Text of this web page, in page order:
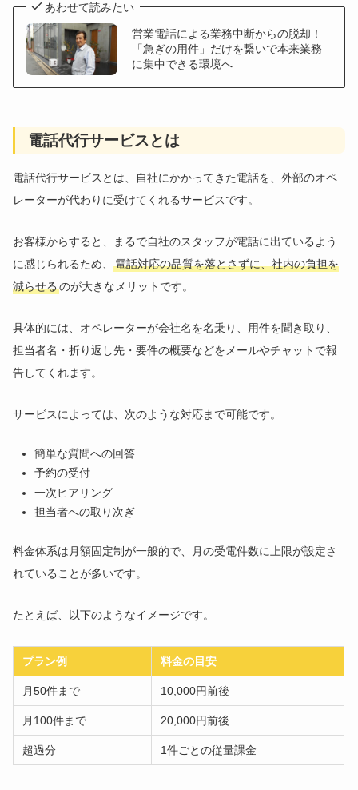
あわせて読みたい
営業電話による業務中断からの脱却！
「急ぎの用件」だけを繋いで本来業務
に集中できる環境へ
電話代行サービスとは
電話代行サービスとは、自社にかかってきた電話を、外部のオペ
レーターが代わりに受けてくれるサービスです。
お客様からすると、まるで自社のスタッフが電話に出ているよう
に感じられるため、電話対応の品質を落とさずに、社内の負担を
減らせるのが大きなメリットです。
具体的には、オペレーターが会社名を名乗り、用件を聞き取り、
担当者名・折り返し先・要件の概要などをメールやチャットで報
告してくれます。
サービスによっては、次のような対応まで可能です。
簡単な質問への回答
予約の受付
一次ヒアリング
担当者への取り次ぎ
料金体系は月額固定制が一般的で、月の受電件数に上限が設定さ
れていることが多いです。
たとえば、以下のようなイメージです。
プラン例 料金の目安
月50件まで 10,000円前後
月100件まで 20,000円前後
超過分 1件ごとの従量課金